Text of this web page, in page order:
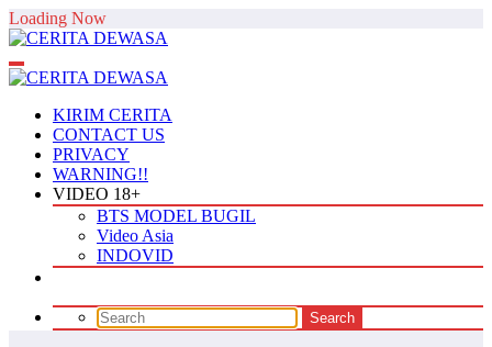
Skip
to
Loading Now
KIRIM CERITA
CONTACT US
PRIVACY
WARNING!!
VIDEO 18+
BTS MODEL BUGIL
Video Asia
INDOVID